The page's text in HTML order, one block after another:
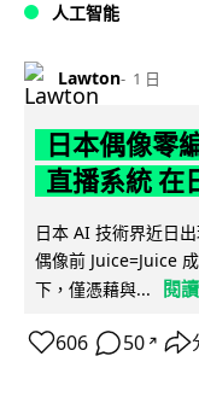
人工智能
Lawton 1 日
日本偶像零
直播系統 在
日本 AI 技術界近日
偶像前 Juice=Juice
下，僅憑藉與...
閱
606 50 ↗